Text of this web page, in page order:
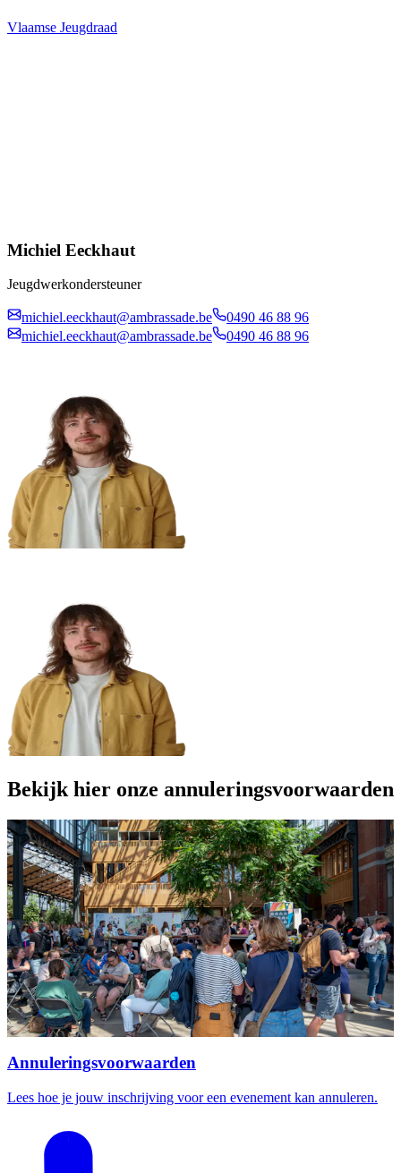
Vlaamse Jeugdraad
Michiel Eeckhaut
Jeugdwerkondersteuner
michiel.eeckhaut@ambrassade.be
0490 46 88 96
michiel.eeckhaut@ambrassade.be
0490 46 88 96
Bekijk hier onze annuleringsvoorwaarden
Annuleringsvoorwaarden
Lees hoe je jouw inschrijving voor een evenement kan annuleren.